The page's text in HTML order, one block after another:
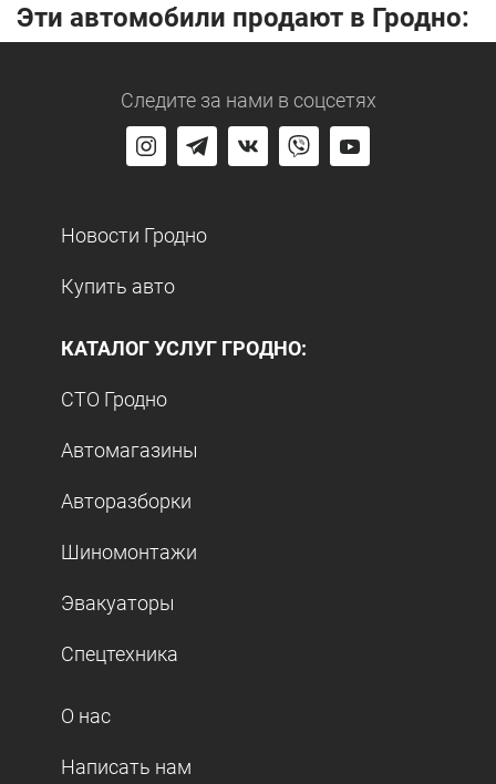
Эти автомобили продают в Гродно:
Следите за нами в соцсетях
Новости Гродно
Купить авто
КАТАЛОГ УСЛУГ ГРОДНО:
СТО Гродно
Автомагазины
Авторазборки
Шиномонтажи
Эвакуаторы
Спецтехника
О нас
Написать нам